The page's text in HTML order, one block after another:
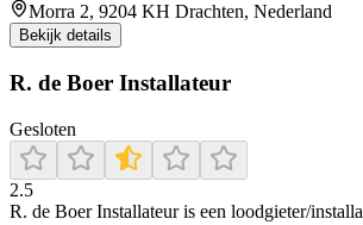
Morra 2, 9204 KH Drachten, Nederland
Bekijk details
R. de Boer Installateur
Gesloten
2.5
R. de Boer Installateur is een loodgieter/